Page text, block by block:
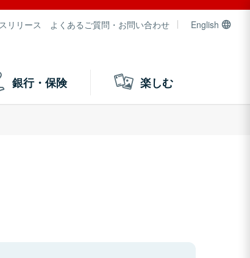
リリース よくあるご質問・お問い合わせ English
銀行・保険 楽しむ